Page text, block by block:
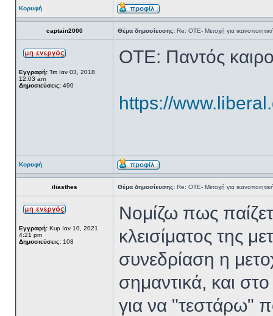
Κορυφή
captain2000 Θέμα δημοσίευσης: Re: ΟΤΕ- Μετοχή για
Εγγραφή: Τετ Ιαν 03, 2018
12:03 am
Δημοσιεύσεις: 490
OTE: Παντός
https://
Κορυφή
iliasthes Θέμα δημοσίευσης: Re: ΟΤΕ- Μετοχή για
Εγγραφή: Κυρ Ιαν 10, 2021
4:21 pm
Δημοσιεύσεις: 108
Νομίζω πως
κλεισίματος της
συνεδρίαση η
σημαντικά, και στο
για να "τεστάρω"